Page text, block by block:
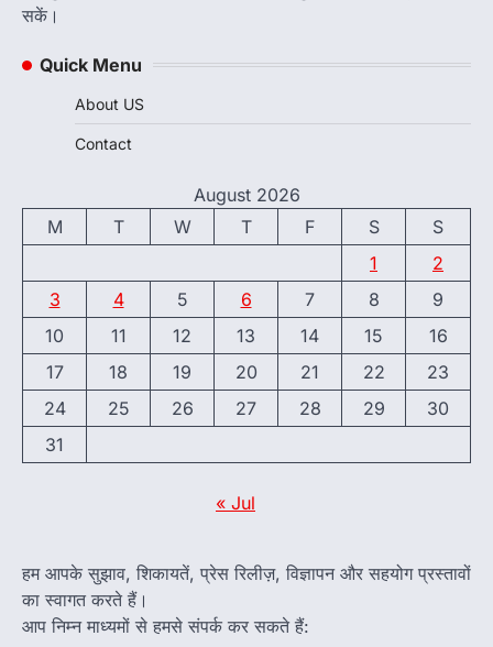
सकें।
Quick Menu
About US
Contact
August 2026
M
T W T F S
S
1
2
3
4 5 6 7 8
9
10
11 12 13 14 15
16
17
18 19 20 21 22
23
24
25 26 27 28 29
30
31
« Jul
हम आपके सुझाव, शिकायतें, प्रेस रिलीज़, विज्ञापन और सहयोग प्रस्तावों
का स्वागत करते हैं।
आप निम्न माध्यमों से हमसे संपर्क कर सकते हैं: